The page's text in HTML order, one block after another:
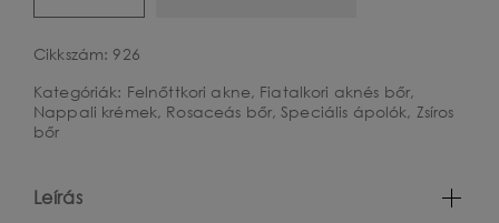
quantity
Cikkszám: 926
Kategóriák: Felnőttkori akne, Fiatalkori aknés bőr,
Nappali krémek, Rosaceás bőr,Speciális ápolók, Zsíros
bőr
Leírás